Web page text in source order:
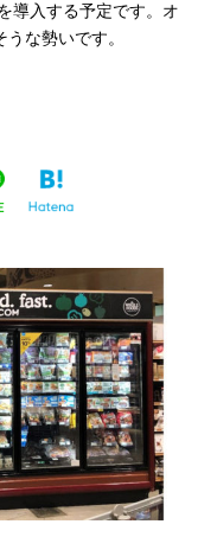
導入する予定です。オ
な勢いです。